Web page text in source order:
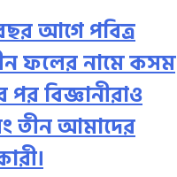
আগে পবিত্র
ফলের নামে কসম
বিজ্ঞানীরাও
তীন আমাদের